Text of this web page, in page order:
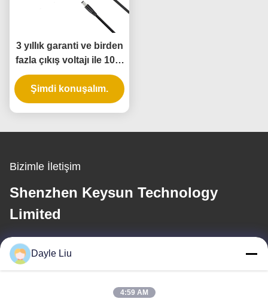
3 yıllık garanti ve birden
fazla çıkış voltajı ile 10W
evrensel duvar güç
adaptörü
Şimdi konuşalım.
Bizimle İletişim
Shenzhen Keysun Technology
Limited
E-posta
power06@szzhpower.com
Dayle Liu
4:59 AM